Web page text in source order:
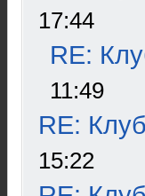
17:44
RE:
11:49
RE:
15:22